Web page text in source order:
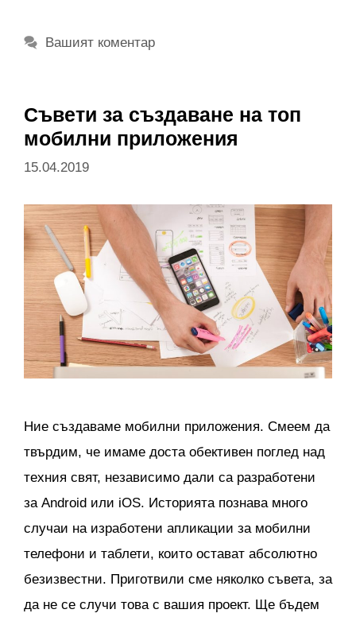
Вашият коментар
Съвети за създаване на топ
мобилни приложения
15.04.2019
Ние създаваме мобилни приложения. Смеем да
твърдим, че имаме доста обективен поглед над
техния свят, независимо дали са разработени
за Android или iOS. Историята познава много
случаи на изработени апликации за мобилни
телефони и таблети, които остават абсолютно
безизвестни. Приготвили сме няколко съвета, за
да не се случи това с вашия проект. Ще бъдем